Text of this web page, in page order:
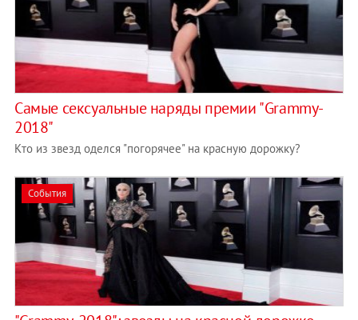
Самые сексуальные наряды премии "Grammy-
2018"
Кто из звезд оделся "погорячее" на красную дорожку?
События